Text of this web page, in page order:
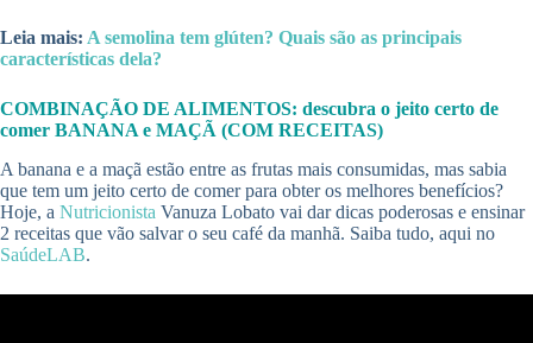
Leia mais: A semolina tem glúten? Quais são as principais
características dela?
COMBINAÇÃO DE ALIMENTOS: descubra o jeito certo de
comer BANANA e MAÇÃ (COM RECEITAS)
A banana e a maçã estão entre as frutas mais consumidas, mas sabia
que tem um jeito certo de comer para obter os melhores benefícios?
Hoje, a Nutricionista Vanuza Lobato vai dar dicas poderosas e ensinar
2 receitas que vão salvar o seu café da manhã. Saiba tudo, aqui no
SaúdeLAB.